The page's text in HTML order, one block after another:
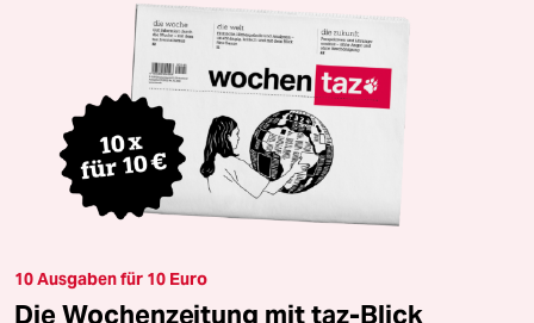
10 Ausgaben für 10 Euro
Die Wochenzeitung mit taz-Blick